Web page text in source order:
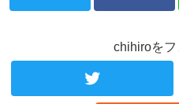
chihiroをフ